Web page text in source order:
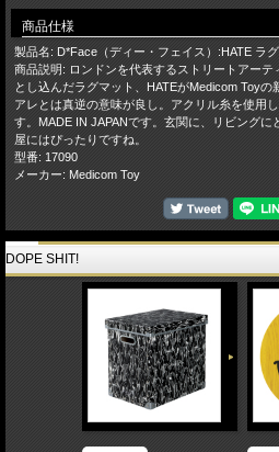
商品仕様
製品名: D*Face（ディー・フェイス）:HATE ラ
商品説明: ロンドンを代表するストリートアー
とし込んだラグマット、HATEがMedicom Toy
アレとは真逆の意味が良し。アクリル糸を使用
す。MADE IN JAPANです。玄関に、リビング
屋にはぴったりですね。
型番: 17090
メーカー: Medicom Toy
DOPE SHIT!